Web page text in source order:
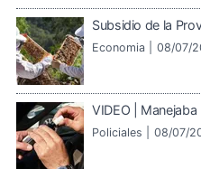
Subsidio de la
Economia | 08/07/
VIDEO |
Policiales | 08/07/